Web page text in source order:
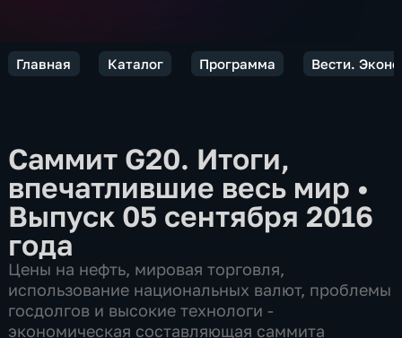
Главная Каталог Программа Вести.
Саммит G20. Итоги,
впечатлившие весь мир •
Выпуск 05 сентября 2016
года
Цены на нефть, мировая торговля,
использование национальных валют, проблемы
госдолгов и высокие технологи -
экономическая составляющая саммита